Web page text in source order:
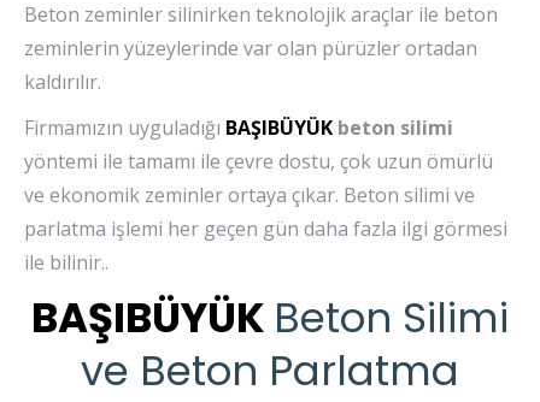
Beton zeminler silinirken teknolojik araçlar ile beton
zeminlerin yüzeylerinde var olan pürüzler ortadan
kaldırılır.
Firmamızın uyguladığı BAŞIBÜYÜK beton silimi
yöntemi ile tamamı ile çevre dostu, çok uzun ömürlü
ve ekonomik zeminler ortaya çıkar. Beton silimi ve
parlatma işlemi her geçen gün daha fazla ilgi görmesi
ile bilinir..
BAŞIBÜYÜK Beton Silimi
ve Beton Parlatma